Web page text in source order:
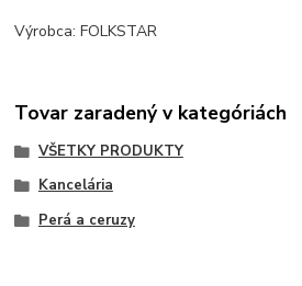
Výrobca: FOLKSTAR
Tovar zaradený v kategóriách
VŠETKY PRODUKTY
Kancelária
Perá a ceruzy